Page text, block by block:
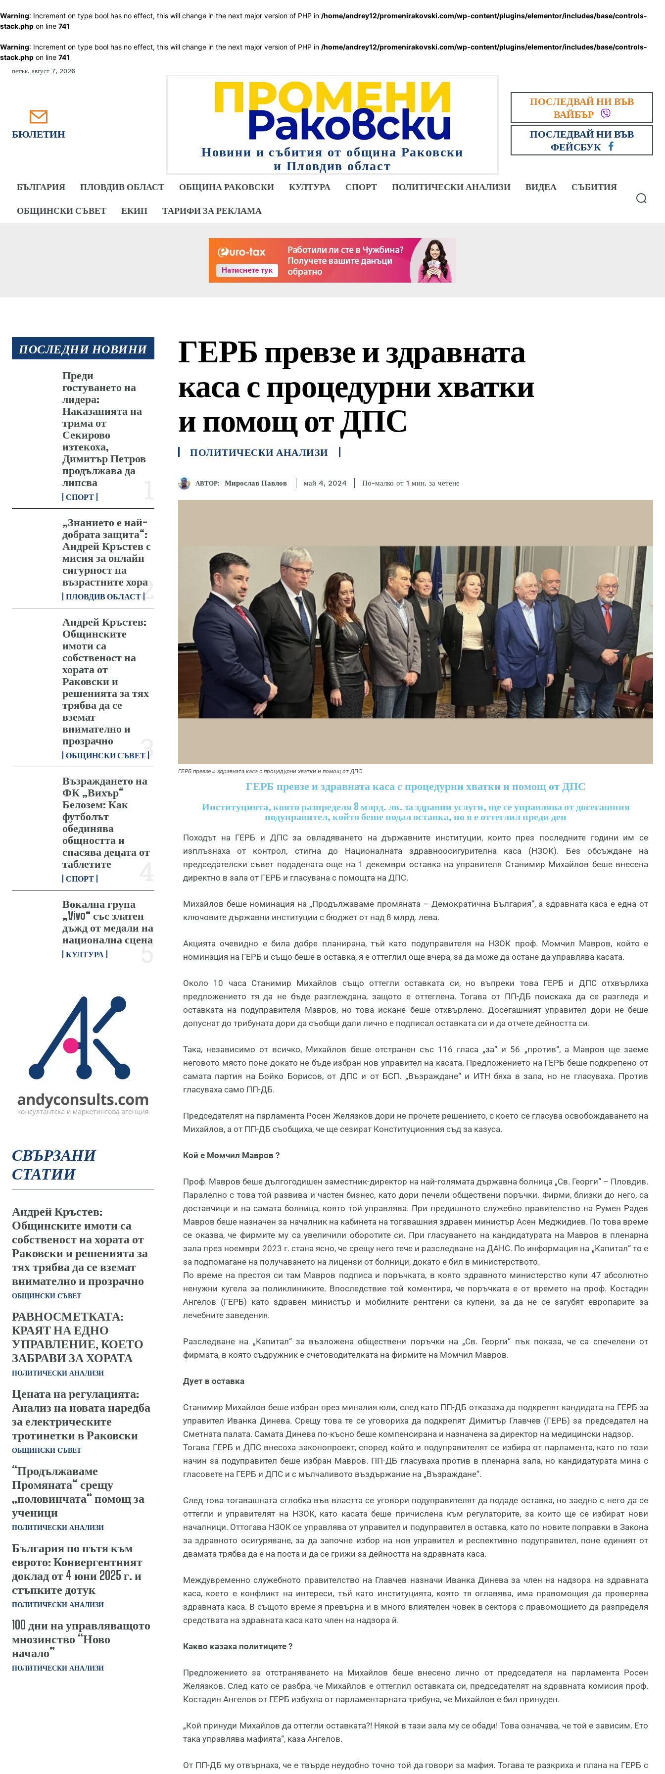
Warning: Increment on type bool has no effect, this will change in the next major version of PHP in /home/andrey12/promenirakovski.com/wp-content/plugins/elementor/includes/base/controls-
stack.php on line 741
Warning: Increment on type bool has no effect, this will change in the next major version of PHP in /home/andrey12/promenirakovski.com/wp-content/plugins/elementor/includes/base/controls-
stack.php on line 741
петък, август 7, 2026
БЮЛЕТИН
Новини и събития от община Раковски
и Пловдив област
ПОСЛЕДВАЙ НИ ВЪВ
ВАЙБЪР
ПОСЛЕДВАЙ НИ ВЪВ
ФЕЙСБУК
БЪЛГАРИЯ ПЛОВДИВ ОБЛАСТ ОБЩИНА РАКОВСКИ КУЛТУРА СПОРТ ПОЛИТИЧЕСКИ АНАЛИЗИ ВИДЕА СЪБИТИЯ
ОБЩИНСКИ СЪВЕТ ЕКИП ТАРИФИ ЗА РЕКЛАМА
ПОСЛЕДНИ НОВИНИ
Преди
гостуването на
лидера:
Наказанията на
трима от
Секирово
изтекоха,
Димитър Петров
продължава да
липсва
СПОРТ
„Знанието е най-
добрата защита“:
Андрей Кръстев с
мисия за онлайн
сигурност на
възрастните хора
ПЛОВДИВ ОБЛАСТ
Андрей Кръстев:
Общинските
имоти са
собственост на
хората от
Раковски и
решенията за тях
трябва да се
вземат
внимателно и
прозрачно
ОБЩИНСКИ СЪВЕТ
Възраждането на
ФК „Вихър“
Белозем: Как
футболът
обединява
общността и
спасява децата от
таблетите
СПОРТ
Вокална група
„Vivo“ със златен
дъжд от медали на
национална сцена
КУЛТУРА
СВЪРЗАНИ
СТАТИИ
Андрей Кръстев:
Общинските имоти са
собственост на хората от
Раковски и решенията за
тях трябва да се вземат
внимателно и прозрачно
ОБЩИНСКИ СЪВЕТ
РАВНОСМЕТКАТА:
КРАЯТ НА ЕДНО
УПРАВЛЕНИЕ, КОЕТО
ЗАБРАВИ ЗА ХОРАТА
ПОЛИТИЧЕСКИ АНАЛИЗИ
Цената на регулацията:
Анализ на новата наредба
за електрическите
тротинетки в Раковски
ОБЩИНСКИ СЪВЕТ
​“Продължаваме
Промяната“ срещу
„половинчата“ помощ за
ученици
ПОЛИТИЧЕСКИ АНАЛИЗИ
България по пътя към
еврото: Конвергентният
доклад от 4 юни 2025 г. и
стъпките дотук
ПОЛИТИЧЕСКИ АНАЛИЗИ
100 дни на управляващото
мнозинство “Ново
начало”
ПОЛИТИЧЕСКИ АНАЛИЗИ
ГЕРБ превзе и здравната
каса с процедурни хватки
и помощ от ДПС
ПОЛИТИЧЕСКИ АНАЛИЗИ
АВТОР: Мирослав Павлов май 4, 2024 По-малко от 1 мин. за четене
ГЕРБ превзе и здравната каса с процедурни хватки и помощ от ДПС
ГЕРБ превзе и здравната каса с процедурни хватки и помощ от ДПС
Институцията, която разпределя 8 млрд. лв. за здравни услуги, ще се управлява от досегашния
подуправител, който беше подал оставка, но я е оттеглил преди ден
Походът на ГЕРБ и ДПС за овладяването на държавните институции, които през последните години им се
изплъзнаха от контрол, стигна до Националната здравноосигурителна каса (НЗОК). Без обсъждане на
председателски съвет подадената още на 1 декември оставка на управителя Станимир Михайлов беше внесена
директно в зала от ГЕРБ и гласувана с помощта на ДПС.
Михайлов беше номинация на „Продължаваме промяната – Демократична България“, а здравната каса е една от
ключовите държавни институции с бюджет от над 8 млрд. лева.
Акцията очевидно е била добре планирана, тъй като подуправителя на НЗОК проф. Момчил Мавров, който е
номинация на ГЕРБ и също беше в оставка, я е оттеглил още вчера, за да може да остане да управлява касата.
Около 10 часа Станимир Михайлов също оттегли оставката си, но въпреки това ГЕРБ и ДПС отхвърлиха
предложението тя да не бъде разглеждана, защото е оттеглена. Тогава от ПП-ДБ поискаха да се разгледа и
оставката на подуправителя Мавров, но това искане беше отхвърлено. Досегашният управител дори не беше
допуснат до трибуната дори да съобщи дали лично е подписал оставката си и да отчете дейността си.
Така, независимо от всичко, Михайлов беше отстранен със 116 гласа „за“ и 56 „против“, а Мавров ще заеме
неговото място поне докато не бъде избран нов управител на касата. Предложението на ГЕРБ беше подкрепено от
самата партия на Бойко Борисов, от ДПС и от БСП. „Възраждане“ и ИТН бяха в зала, но не гласуваха. Против
гласуваха само ПП-ДБ.
Председателят на парламента Росен Желязков дори не прочете решението, с което се гласува освобождаването на
Михайлов, а от ПП-ДБ съобщиха, че ще сезират Конституционния съд за казуса.
Кой е Момчил Мавров ?
Проф. Мавров беше дългогодишен заместник-директор на най-голямата държавна болница „Св. Георги“ – Пловдив.
Паралелно с това той развива и частен бизнес, като дори печели обществени поръчки. Фирми, близки до него, са
доставчици и на самата болница, която той управлява. При предишното служебно правителство на Румен Радев
Мавров беше назначен за началник на кабинета на тогавашния здравен министър Асен Меджидиев. По това време
се оказва, че фирмите му са увеличили оборотите си. При гласуването на кандидатурата на Мавров в пленарна
зала през ноември 2023 г. стана ясно, че срещу него тече и разследване на ДАНС. По информация на „Капитал“ то е
за подпомагане на получаването на лицензи от болници, докато е бил в министерството.
По време на престоя си там Мавров подписа и поръчката, в която здравното министерство купи 47 абсолютно
ненужни кугела за поликлиниките. Впоследствие той коментира, че поръчката е от времето на проф. Костадин
Ангелов (ГЕРБ) като здравен министър и мобилните рентгени са купени, за да не се загубят европарите за
лечебните заведения.
Разследване на „Капитал“ за възложена обществени поръчки на „Св. Георги“ пък показа, че са спечелени от
фирмата, в която съдружник е счетоводителката на фирмите на Момчил Мавров.
Дует в оставка
Станимир Михайлов беше избран през миналия юли, след като ПП-ДБ отказаха да подкрепят кандидата на ГЕРБ за
управител Иванка Динева. Срещу това те се уговориха да подкрепят Димитър Главчев (ГЕРБ) за председател на
Сметната палата. Самата Динева по-късно беше компенсирана и назначена за директор на медицински надзор.
Тогава ГЕРБ и ДПС внесоха законопроект, според който и подуправителят се избира от парламента, като по този
начин за подуправител беше избран Мавров. ПП-ДБ гласуваха против в пленарна зала, но кандидатурата мина с
гласовете на ГЕРБ и ДПС и с мълчаливото въздържание на „Възраждане“.
След това тогавашната сглобка във властта се уговори подуправителят да подаде оставка, но заедно с него да се
оттегли и управителят на НЗОК, като касата беше причислена към регулаторите, за които ще се избират нови
началници. Оттогава НЗОК се управлява от управител и подуправител в оставка, като по новите поправки в Закона
за здравното осигуряване, за да започне избор на нов управител и респективно подуправител, поне единият от
двамата трябва да е на поста и да се грижи за дейността на здравната каса.
Междувременно служебното правителство на Главчев назначи Иванка Динева за член на надзора на здравната
каса, което е конфликт на интереси, тъй като институцията, която тя оглавява, има правомощия да проверява
здравната каса. В същото време я превърна и в много влиятелен човек в сектора с правомощието да разпределя
средствата на здравната каса като член на надзора й.
Какво казаха политиците ?
Предложението за отстраняването на Михайлов беше внесено лично от председателя на парламента Росен
Желязков. След като се разбра, че Михайлов е оттеглил оставката си, председателят на здравната комисия проф.
Костадин Ангелов от ГЕРБ избухна от парламентарната трибуна, че Михайлов е бил принуден.
„Кой принуди Михайлов да оттегли оставката?! Някой в тази зала му се обади! Това означава, че той е зависим. Ето
така управлява мафията“, каза Ангелов.
От ПП-ДБ му отвърнаха, че е твърде неудобно точно той да говори за мафия. Тогава те разкриха и плана на ГЕРБ с